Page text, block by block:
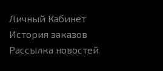
Личный Кабинет
История заказов
Рассылка новостей